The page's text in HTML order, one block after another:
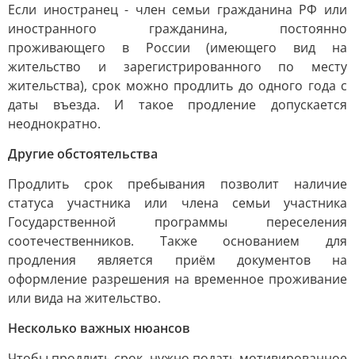
Если иностранец - член семьи гражданина РФ или
иностранного гражданина, постоянно
проживающего в России (имеющего вид на
жительство и зарегистрированного по месту
жительства), срок можно продлить до одного года с
даты въезда. И такое продление допускается
неоднократно.
Другие обстоятельства
Продлить срок пребывания позволит наличие
статуса участника или члена семьи участника
Государственной программы переселения
соотечественников. Также основанием для
продления является приём документов на
оформление разрешения на временное проживание
или вида на жительство.
Несколько важных нюансов